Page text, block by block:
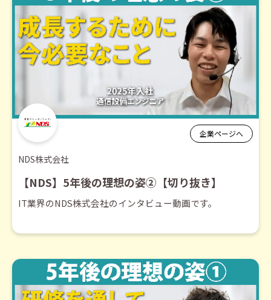
企業ページへ
NDS株式会社
【NDS】5年後の理想の姿②【切り抜き】
IT業界のNDS株式会社のインタビュー動画です。